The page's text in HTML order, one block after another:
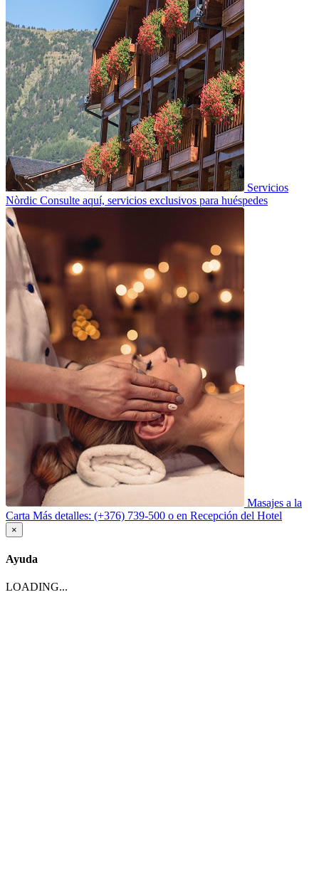
Servicios
Nòrdic Consulte aquí, servicios exclusivos para huéspedes
Masajes a la
Carta Más detalles: (+376) 739-500 o en Recepción del Hotel
×
Ayuda
LOADING...